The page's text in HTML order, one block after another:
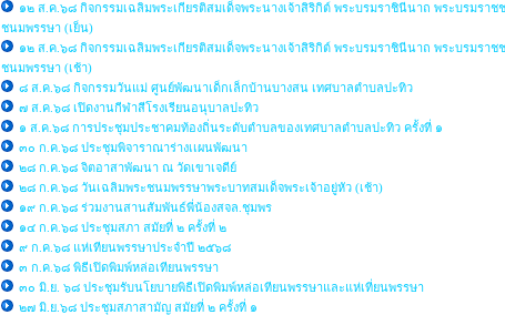
๑๒ ส.ค.๖๘ กิจกรรมเฉลิมพระเกียรติสมเด็จพระนางเจ้าสิริกิต์ พระบรมราชินีนาถ พระบรมรา
ชนมพรรษา (เย็น)
๑๒ ส.ค.๖๘ กิจกรรมเฉลิมพระเกียรติสมเด็จพระนางเจ้าสิริกิต์ พระบรมราชินีนาถ พระบรมรา
ชนมพรรษา (เช้า)
๘ ส.ค.๖๘ กิจกรรมวันแม่ ศูนย์พัฒนาเด็กเล็กบ้านบางสน เทศบาลตำบลปะทิว
๗ ส.ค.๖๘ เปิดงานกีฬาสีโรงเรียนอนุบาลปะทิว
๑ ส.ค.๖๘ การประชุมประชาคมท้องถิ่นระดับตำบลของเทศบาลตำบลปะทิว ครั้งที่ ๑
๓๐ ก.ค.๖๘ ประชุมพิจาราณาร่างเเผนพัฒนา
๒๘ ก.ค.๖๘ จิตอาสาพัฒนา ณ วัดเขาเจดีย์
๒๘ ก.ค.๖๘ วันเฉลิมพระชนมพรรษาพระบาทสมเด็จพระเจ้าอยู่หัว (เช้า)
๑๙ ก.ค.๖๘ ร่วมงานสานสัมพันธ์พี่น้องสจล.ชุมพร
๑๔ ก.ค.๖๘ ประชุมสภา สมัยที่ ๒ ครั้งที่ ๒
๙ ก.ค.๖๘ แห่เทียนพรรษาประจำปี ๒๕๖๘
๓ ก.ค.๖๘ พิธีเปิดพิมพ์หล่อเทียนพรรษา
๓๐ มิ.ย. ๖๘ ประชุมรับนโยบายพิธีเปิดพิมพ์หล่อเทียนพรรษาและแห่เที่ยนพรรษา
๒๗ มิ.ย.๖๘ ประชุมสภาสามัญ สมัยที่ ๒ ครั้งที่ ๑